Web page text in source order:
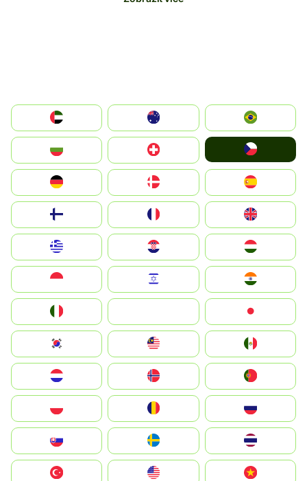
الإمارات العربية المتحدة
Switzerland
Deutschland
United Kingdom
Magyarország
South Korea
United States